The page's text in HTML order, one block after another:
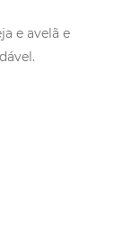
e avelã e